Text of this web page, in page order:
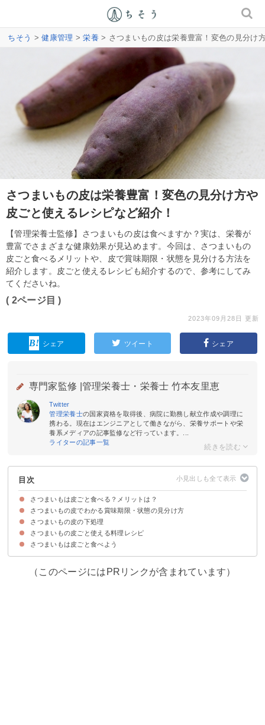
ちそう >健康管理 >栄養 > さつまいもの皮は栄養豊富！変色の見分け
さつまいもの皮は栄養豊富！変色の見分け方や
皮ごと使えるレシピなど紹介！
【管理栄養士監修】さつまいもの皮は食べますか？実は、栄養が
豊富でさまざまな健康効果が見込めます。今回は、さつまいもの
皮ごと食べるメリットや、皮で賞味期限・状態を見分ける方法を
紹介します。皮ごと使えるレシピも紹介するので、参考にしてみ
てくださいね。
( 2ページ目 )
2023年09月28日 更新
シェア ツイート シェア
専門家監修 | 管理栄養士・栄養士 竹本友里恵
Twitter
管理栄養士の国家資格を取得後、病院に勤務し献立作成や調理に
携わる。現在はエンジニアとして働きながら、栄養サポートや栄
養系メディアの記事監修など行っています。...
ライターの記事一覧
目次
さつまいもは皮ごと食べる？メリットは？
①栄養が豊富
②おならが出にくくなる
さつまいもの皮でわかる賞味期限・状態の見分け方
①皮の一部が変色している場合
②皮に黒い点・塊が付着している場合
③皮にカビが生えている場合
④皮がしわしわで柔らかい
さつまいもの皮の下処理
さつまいもの皮の洗い方
さつまいもの皮の剥き方
さつまいもの皮ごと使える料理レシピ
①丸ごとスイートポテト
②さつまいものスープ
③さつまいもの甘露煮
④さつまいものドライカレー
⑤皮ごとさつまいものプリン
さつまいもは皮ごと食べよう
（このページにはPRリンクが含まれています）